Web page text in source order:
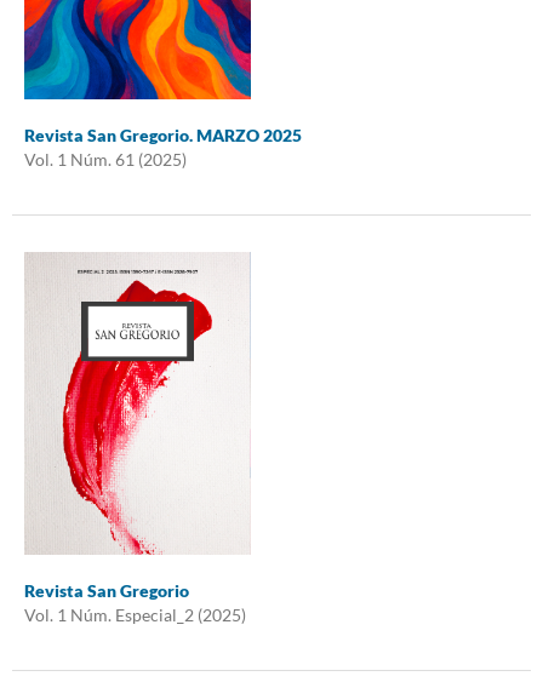
Revista San Gregorio. MARZO 2025
Vol. 1 Núm. 61 (2025)
Revista San Gregorio
Vol. 1 Núm. Especial_2 (2025)